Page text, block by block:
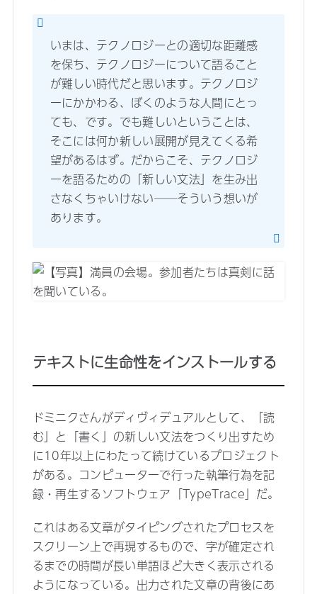
いまは、テクノロジーとの適切な距離感
を保ち、テクノロジーについて語ること
が難しい時代だと思います。テクノロジ
ーにかかわる、ぼくのような人間にとっ
ても、です。でも難しいということは、
そこには何か新しい展開が見えてくる希
望があるはず。だからこそ、テクノロジ
ーを語るための「新しい文法」を生み出
さなくちゃいけない──そういう想いが
あります。
テキストに生命性をインストールする
ドミニクさんがディヴィデュアルとして、「読
む」と「書く」の新しい文法をつくり出すため
に10年以上にわたって続けているプロジェクト
がある。コンピューターで行った執筆行為を記
録・再生するソフトウェア「TypeTrace」だ。
これはある文章がタイピングされたプロセスを
スクリーン上で再現するもので、字が確定され
るまでの時間が長い単語ほど大きく表示される
ようになっている。出力された文章の背後にあ